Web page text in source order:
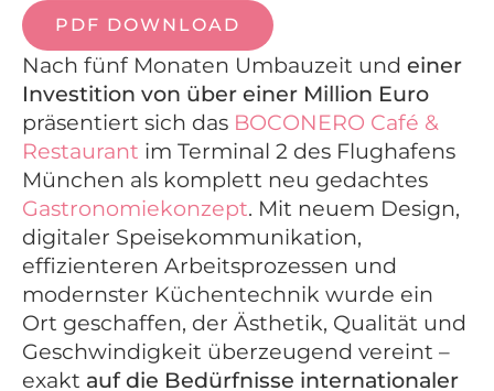
PDF DOWNLOAD
Nach fünf Monaten Umbauzeit und einer
Investition von über einer Million Euro
präsentiert sich das BOCONERO Café &
Restaurant im Terminal 2 des Flughafens
München als komplett neu gedachtes
Gastronomiekonzept. Mit neuem Design,
digitaler Speisekommunikation,
effizienteren Arbeitsprozessen und
modernster Küchentechnik wurde ein
Ort geschaffen, der Ästhetik, Qualität und
Geschwindigkeit überzeugend vereint –
exakt auf die Bedürfnisse internationaler